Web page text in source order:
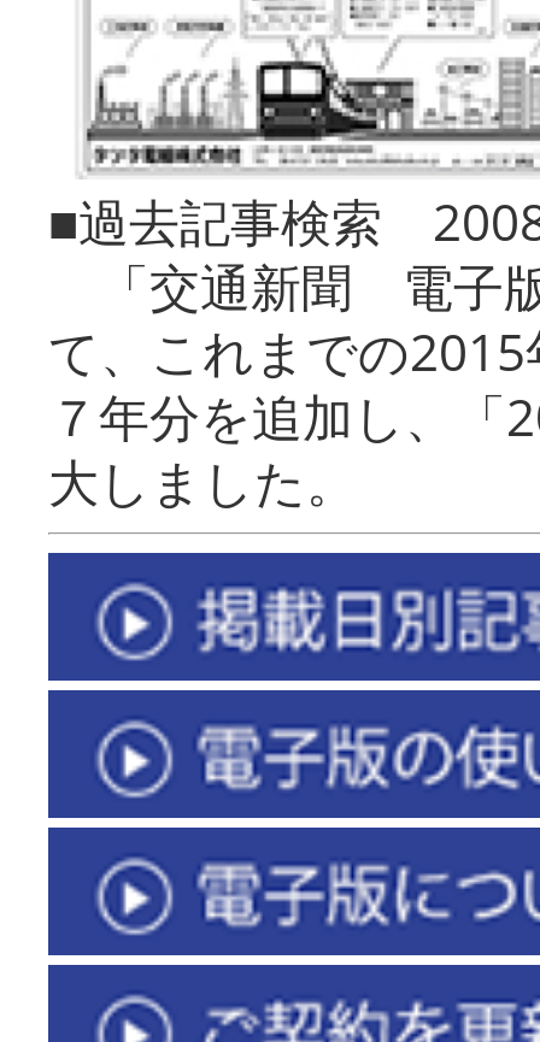
■過去記事検索
「交通新聞 電子
て、これまでの
７年分を追加し、「
大しまし